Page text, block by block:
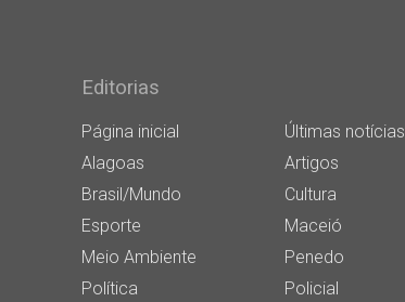
Editorias
Página inicial
Últimas notícias
Alagoas
Artigos
Brasil/Mundo
Cultura
Esporte
Maceió
Meio Ambiente
Penedo
Política
Policial